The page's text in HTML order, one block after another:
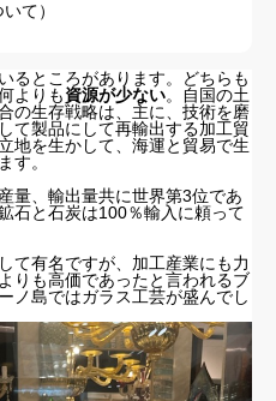
て）
るところがあります。どちらも
よりも資源が少ない。自国の土
の生存戦略は、主に、技術を磨
て製品にして再輸出する加工貿
地を生かして、海運と貿易で生
す。
量、輸出量共に世界第3位であ
石と石炭は100％輸入に頼って
て有名ですが、加工産業にも力
りも高価であったと言われるブ
ノ島ではガラス工芸が盛んでし